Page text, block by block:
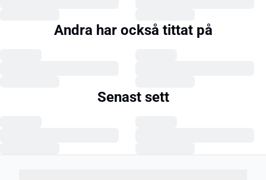
Andra har också tittat på
Senast sett